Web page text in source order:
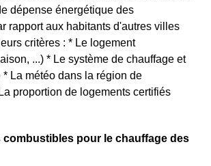
dépense énergétique des
rapport aux habitants d'autres villes
critères : * Le logement
...) * Le système de chauffage et
La météo dans la région de
proportion de logements certifiés
combustibles pour le chauffage des